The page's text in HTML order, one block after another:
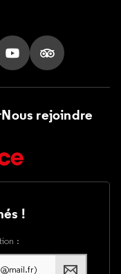
Tok
sur X
nous sur LinkedIn
Suivez nous sur
Suivez nous
Nous rejoindre
!
: